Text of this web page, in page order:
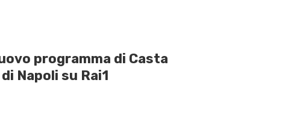
programma di Casta
Napoli su Rai1